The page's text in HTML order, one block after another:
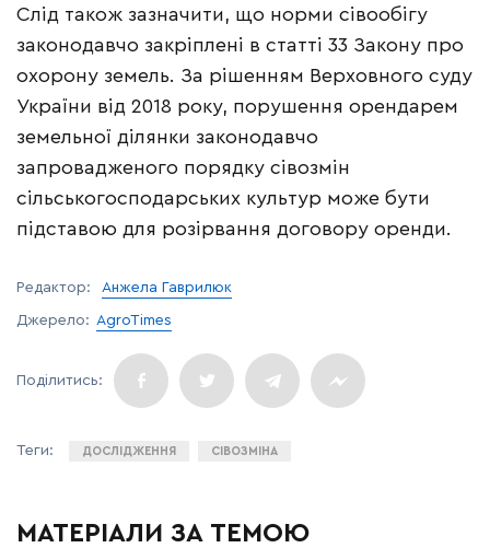
Слід також зазначити, що норми сівообігу
законодавчо закріплені в статті 33 Закону про
охорону земель. За рішенням Верховного суду
України від 2018 року, порушення орендарем
земельної ділянки законодавчо
запровадженого порядку сівозмін
сільськогосподарських культур може бути
підставою для розірвання договору оренди.
Редактор: Анжела Гаврилюк
Джерело: AgroTimes
ДОСЛІДЖЕННЯ СІВОЗМІНА
МАТЕРІАЛИ ЗА ТЕМОЮ